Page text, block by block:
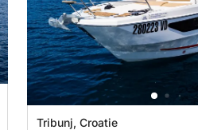
Tribunj, Croatie